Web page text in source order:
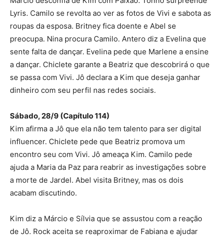
Lyris. Camilo se revolta ao ver as fotos de Vivi e sabota as
roupas da esposa. Britney fica doente e Abel se
preocupa. Nina procura Camilo. Antero diz a Evelina que
sente falta de dançar. Evelina pede que Marlene a ensine
a dançar. Chiclete garante a Beatriz que descobrirá o que
se passa com Vivi. Jô declara a Kim que deseja ganhar
dinheiro com seu perfil nas redes sociais.
Sábado, 28/9 (Capítulo 114)
Kim afirma a Jô que ela não tem talento para ser digital
influencer. Chiclete pede que Beatriz promova um
encontro seu com Vivi. Jô ameaça Kim. Camilo pede
ajuda a Maria da Paz para reabrir as investigações sobre
a morte de Jardel. Abel visita Britney, mas os dois
acabam discutindo.
Kim diz a Márcio e Sílvia que se assustou com a reação
de Jô. Rock aceita se reaproximar de Fabiana e ajudar